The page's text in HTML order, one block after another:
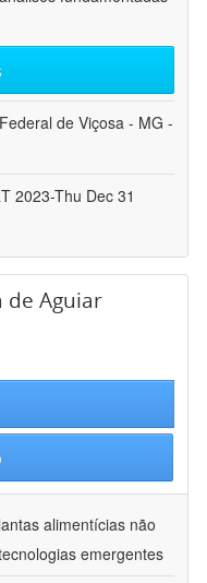
de Viçosa - MG -
2023-Thu Dec 31
de Aguiar
alimentícias não
emergentes